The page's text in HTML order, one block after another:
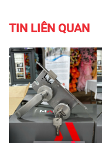
TIN LIÊN QUAN